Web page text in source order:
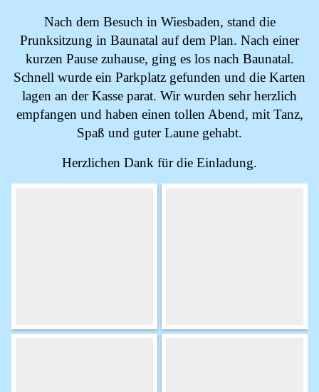
Nach dem Besuch in Wiesbaden, stand die
Prunksitzung in Baunatal auf dem Plan. Nach einer
kurzen Pause zuhause, ging es los nach Baunatal.
Schnell wurde ein Parkplatz gefunden und die Karten
lagen an der Kasse parat. Wir wurden sehr herzlich
empfangen und haben einen tollen Abend, mit Tanz,
Spaß und guter Laune gehabt.
Herzlichen Dank für die Einladung.